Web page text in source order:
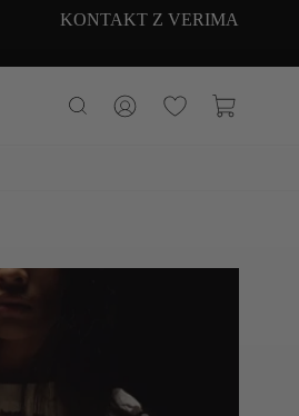
KONTAKT Z VERIMA
Koszyk